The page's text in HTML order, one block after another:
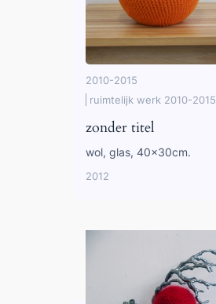
2010-2015
ruimtelijk werk 2010-2015
zonder titel
wol, glas, 40x30cm.
2012